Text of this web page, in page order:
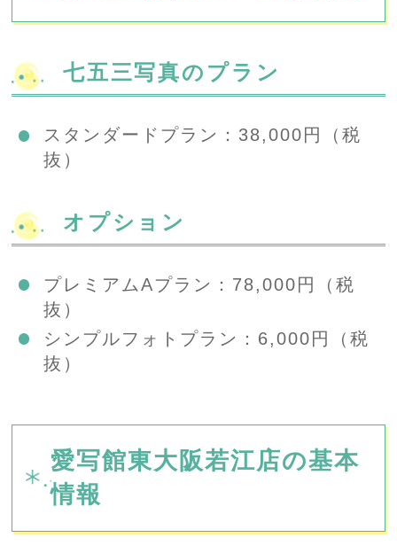
七五三写真のプラン
スタンダードプラン：38,000円（税
抜）
オプション
プレミアムAプラン：78,000円（税
抜）
シンプルフォトプラン：6,000円（税
抜）
愛写館東大阪若江店の基本
情報